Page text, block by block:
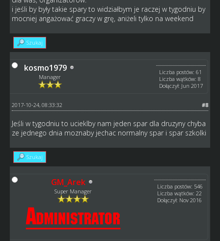
i jeśli by były takie spary to widziałbym je raczej w tygodniu by
mocniej angażować graczy w grę, aniżeli tylko na weekend
Szukaj
kosmo1979
Manager
Liczba postów: 61
Liczba wątków: 8
Dołączył: Jun 2017
#8
2017-10-24, 08:33:32
Jeśli w tygodniu to ucieklby nam jeden spar dla druzyny chyba
ze jednego dnia moznaby jechac normalny spar i spar szkolki
Szukaj
GM_Arek
Super Manager
Liczba postów: 546
Liczba wątków: 22
Dołączył: Nov 2016